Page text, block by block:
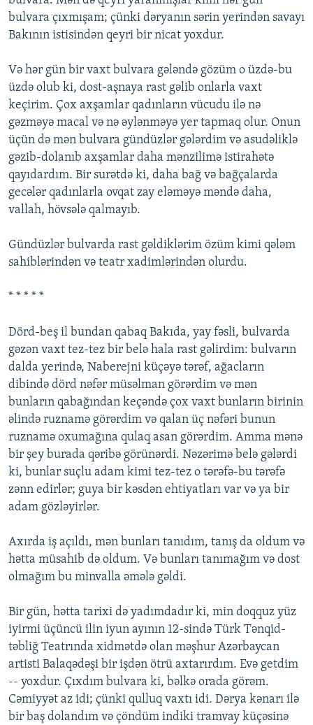
bulvara çıxmışam; çünki dәryanın sәrin yerindәn savayı
Bakının istisindәn qeyri bir nicat yoxdur.
Vә hәr gün bir vaxt bulvara gәlәndә gözüm o üzdә-bu
üzdә olub ki, dost-aşnaya rast gәlib onlarla vaxt
keçirim. Çox axşamlar qadınların vücudu ilә nә
gәzmәyә macal vә nә әylәnmәyә yer tapmaq olur. Onun
üçün dә mәn bulvara gündüzlәr gәlәrdim vә asudәliklә
gәzib-dolanıb axşamlar daha mәnzilimә istirahәtә
qayıdardım. Bir surәtdә ki, daha bağ vә bağçalarda
gecәlәr qadınlarla ovqat zay elәmәyә mәndә daha,
vallah, hövsәlә qalmayıb.
Gündüzlәr bulvarda rast gәldiklәrim özüm kimi qәlәm
sahiblәrindәn vә teatr xadimlәrindәn olurdu.
* * * * *
Dörd-beş il bundan qabaq Bakıda, yay fәsli, bulvarda
gәzәn vaxt tez-tez bir belә hala rast gәlirdim: bulvarın
dalda yerindә, Naberejni küçәyә tәrәf, ağacların
dibindә dörd nәfәr müsәlman görәrdim vә mәn
bunların qabağından keçәndә çox vaxt bunların birinin
әlindә ruznamә görәrdim vә qalan üç nәfәri bunun
ruznamә oxumağına qulaq asan görәrdim. Amma mәnә
bir şey burada qәribә görünәrdi. Nәzәrimә belә gәlәrdi
ki, bunlar suçlu adam kimi tez-tez o tәrәfә-bu tәrәfә
zәnn edirlәr; guya bir kәsdәn ehtiyatları var vә ya bir
adam gözlәyirlәr.
Axırda iş açıldı, mәn bunları tanıdım, tanış da oldum vә
hәtta müsahib dә oldum. Vә bunları tanımağım vә dost
olmağım bu minvalla әmәlә gәldi.
Bir gün, hәtta tarixi dә yadımdadır ki, min doqquz yüz
iyirmi üçüncü ilin iyun ayının 12-sindә Türk Tәnqid-
tәbliğ Teatrında xidmәtdә olan mәşhur Azәrbaycan
artisti Balaqәdәşi bir işdәn ötrü axtarırdım. Evә getdim
-- yoxdur. Çıxdım bulvara ki, bәlkә orada görәm.
Cәmiyyәt az idi; çünki qulluq vaxtı idi. Dәrya kәnarı ilә
bir baş dolandım vә çöndüm indiki tramvay küçәsinә